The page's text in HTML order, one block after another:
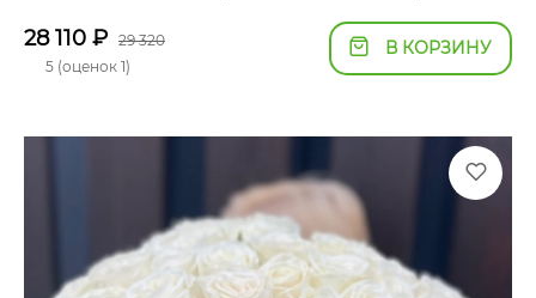
28 110 ₽ 29 320
5 (оценок 1)
В КОРЗИНУ